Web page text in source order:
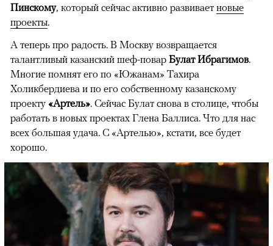
Пинскому, который сейчас активно развивает новые
проекты.
А теперь про радость. В Москву возвращается
талантливый казанский шеф-повар Булат Ибрагимов.
Многие помнят его по «Южанам» Тахира
Холикбердиева и по его собственному казанскому
проекту «Артель». Сейчас Булат снова в столице, чтобы
работать в новых проектах Глена Баллиса. Что для нас
всех большая удача. С «Артелью», кстати, все будет
хорошо.